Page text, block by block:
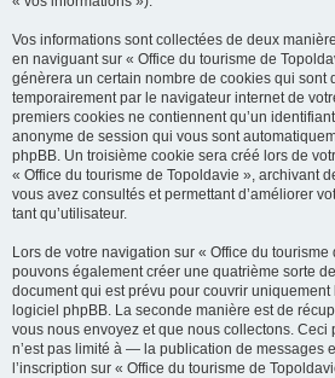
Vos informations sont collectées de deux
en naviguant sur « Office du tourisme de
génèrera un certain nombre de cookies qui sont
temporairement par le navigateur internet de
premiers cookies ne contiennent qu’un
anonyme de session qui vous sont
phpBB. Un troisième cookie sera créé lors de
« Office du tourisme de Topoldavie », archivant
vous avez consultés et permettant d’améliorer
tant qu’utilisateur.
Lors de votre navigation sur « Office du
pouvons également créer une quatrième sorte
document qui est prévu pour couvrir
logiciel phpBB. La seconde manière est de
vous nous envoyez et que nous collectons.
n’est pas limité à — la publication de messages
l’inscription sur « Office du tourisme de